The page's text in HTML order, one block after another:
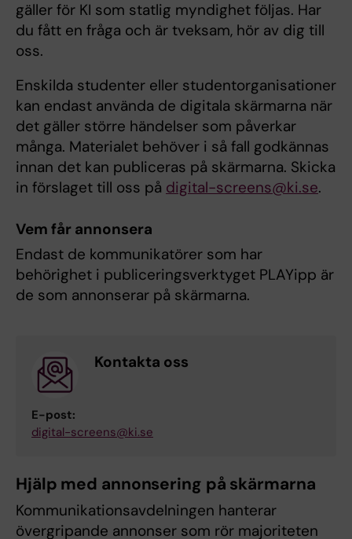
gäller för KI som statlig myndighet följas. Har
du fått en fråga och är tveksam, hör av dig till
oss.
Enskilda studenter eller studentorganisationer
kan endast använda de digitala skärmarna när
det gäller större händelser som påverkar
många. Materialet behöver i så fall godkännas
innan det kan publiceras på skärmarna. Skicka
in förslaget till oss på digital-screens@ki.se.
Vem får annonsera
Endast de kommunikatörer som har
behörighet i publiceringsverktyget PLAYipp är
de som annonserar på skärmarna.
Kontakta oss
E-post:
digital-screens@ki.se
Hjälp med annonsering på skärmarna
Kommunikationsavdelningen hanterar
övergripande annonser som rör majoriteten